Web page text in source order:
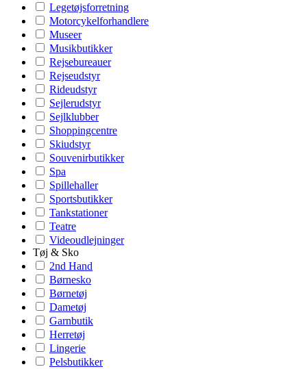
Legetøjsforretning
Motorcykelforhandlere
Museer
Musikbutikker
Rejsebureauer
Rejseudstyr
Rideudstyr
Sejlerudstyr
Sejlklubber
Shoppingcentre
Skiudstyr
Souvenirbutikker
Spa
Spillehaller
Sportsbutikker
Tankstationer
Teatre
Videoudlejninger
Tøj & Sko
2nd Hand
Børnesko
Børnetøj
Dametøj
Garnbutik
Herretøj
Lingerie
Pelsbutikker